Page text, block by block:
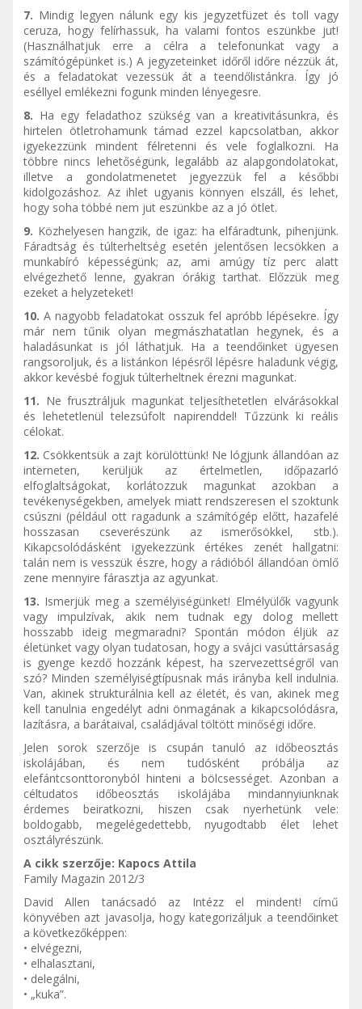
7. Mindig legyen nálunk egy kis jegyzetfüzet és toll vagy
ceruza, hogy felírhassuk, ha valami fontos eszünkbe jut!
(Használhatjuk erre a célra a telefonunkat vagy a
számítógépünket is.) A jegyzeteinket időről időre nézzük át,
és a feladatokat vezessük át a teendőlistánkra. Így jó
eséllyel emlékezni fogunk minden lényegesre.
8. Ha egy feladathoz szükség van a kreativitásunkra, és
hirtelen ötletrohamunk támad ezzel kapcsolatban, akkor
igyekezzünk mindent félretenni és vele foglalkozni. Ha
többre nincs lehetőségünk, legalább az alapgondolatokat,
illetve a gondolatmenetet jegyezzük fel a későbbi
kidolgozáshoz. Az ihlet ugyanis könnyen elszáll, és lehet,
hogy soha többé nem jut eszünkbe az a jó ötlet.
9. Közhelyesen hangzik, de igaz: ha elfáradtunk, pihenjünk.
Fáradtság és túlterheltség esetén jelentősen lecsökken a
munkabíró képességünk; az, ami amúgy tíz perc alatt
elvégezhető lenne, gyakran órákig tarthat. Előzzük meg
ezeket a helyzeteket!
10. A nagyobb feladatokat osszuk fel apróbb lépésekre. Így
már nem tűnik olyan megmászhatatlan hegynek, és a
haladásunkat is jól láthatjuk. Ha a teendőinket ügyesen
rangsoroljuk, és a listánkon lépésről lépésre haladunk végig,
akkor kevésbé fogjuk túlterheltnek érezni magunkat.
11. Ne frusztráljuk magunkat teljesíthetetlen elvárásokkal
és lehetetlenül telezsúfolt napirenddel! Tűzzünk ki reális
célokat.
12. Csökkentsük a zajt körülöttünk! Ne lógjunk állandóan az
interneten, kerüljük az értelmetlen, időpazarló
elfoglaltságokat, korlátozzuk magunkat azokban a
tevékenységekben, amelyek miatt rendszeresen el szoktunk
csúszni (például ott ragadunk a számítógép előtt, hazafelé
hosszasan cseverészünk az ismerősökkel, stb.).
Kikapcsolódásként igyekezzünk értékes zenét hallgatni:
talán nem is vesszük észre, hogy a rádióból állandóan ömlő
zene mennyire fárasztja az agyunkat.
13. Ismerjük meg a személyiségünket! Elmélyülők vagyunk
vagy impulzívak, akik nem tudnak egy dolog mellett
hosszabb ideig megmaradni? Spontán módon éljük az
életünket vagy olyan tudatosan, hogy a svájci vasúttársaság
is gyenge kezdő hozzánk képest, ha szervezettségről van
szó? Minden személyiségtípusnak más irányba kell indulnia.
Van, akinek strukturálnia kell az életét, és van, akinek meg
kell tanulnia engedélyt adni önmagának a kikapcsolódásra,
lazításra, a barátaival, családjával töltött minőségi időre.
Jelen sorok szerzője is csupán tanuló az időbeosztás
iskolájában, és nem tudósként próbálja az
elefántcsonttoronyból hinteni a bölcsességet. Azonban a
céltudatos időbeosztás iskolájába mindannyiunknak
érdemes beiratkozni, hiszen csak nyerhetünk vele:
boldogabb, megelégedettebb, nyugodtabb élet lehet
osztályrészünk.
A cikk szerzője: Kapocs Attila
Family Magazin 2012/3
David Allen tanácsadó az Intézz el mindent! című
könyvében azt javasolja, hogy kategorizáljuk a teendőinket
a következőképpen:
• elvégezni,
• elhalasztani,
• delegálni,
• „kuka”.